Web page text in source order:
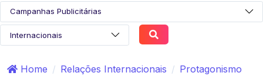
Home Relações Internacionais
Protagonismo